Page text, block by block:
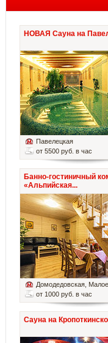
НОВАЯ Сауна на
Павелецкая
от 5500 руб. в час
Банно-гостиничный
«Альпийская...
Домодедовская ,
от 1000 руб. в час
Сауна на